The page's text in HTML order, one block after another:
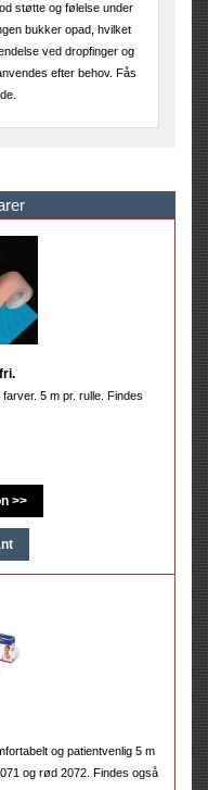
støtte og følelse under
bukker opad, hvilket
ved dropfinger og
efter behov. Fås
5 m pr. rulle. Findes
og patientvenlig 5 m
og rød 2072. Findes også